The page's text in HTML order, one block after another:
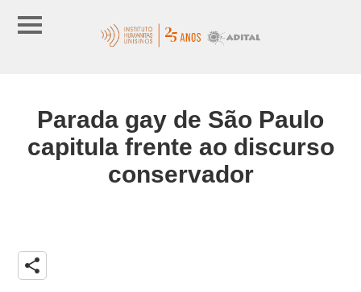
Parada gay de São Paulo
capitula frente ao discurso
conservador
share